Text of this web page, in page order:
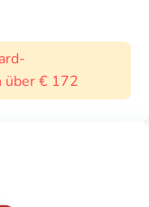
über € 172